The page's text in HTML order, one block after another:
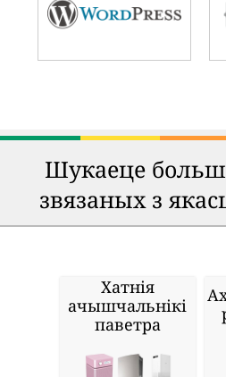
Шукаеце больш
звязаных з
Хатнія
ачышчальнікі
паветра